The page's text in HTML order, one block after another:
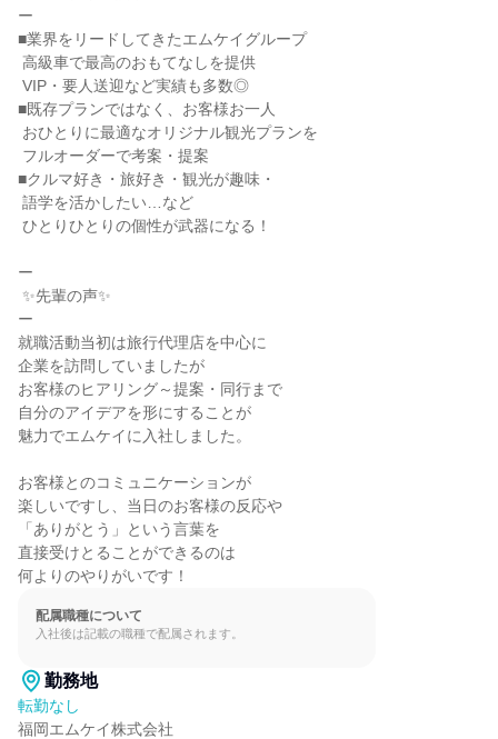
ー
■業界をリードしてきたエムケイグループ
■既存プランではなく、お客様お一人
■クルマ好き・旅好き・観光が趣味・
ー
ー
就職活動当初は旅行代理店を中心に
企業を訪問していましたが
お客様のヒアリング～提案・同行まで
自分のアイデアを形にすることが
魅力でエムケイに入社しました。
お客様とのコミュニケーションが
楽しいですし、当日のお客様の反応や
「ありがとう」という言葉を
直接受けとることができるのは
何よりのやりがいです！
配属職種について
入社後は記載の職種で配属されます。
勤務地
転勤なし
福岡エムケイ株式会社